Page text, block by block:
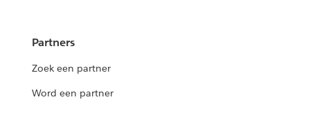
Partners
Zoek een partner
Word een partner